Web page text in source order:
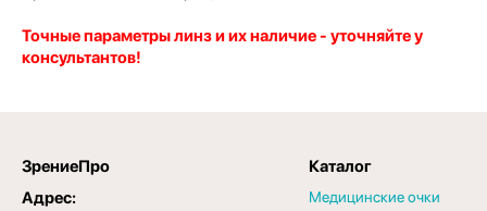
Точные параметры линз и их наличие - уточняйте у
консультантов!
ЗрениеПро
Адрес:
Каталог
Медицинские очки